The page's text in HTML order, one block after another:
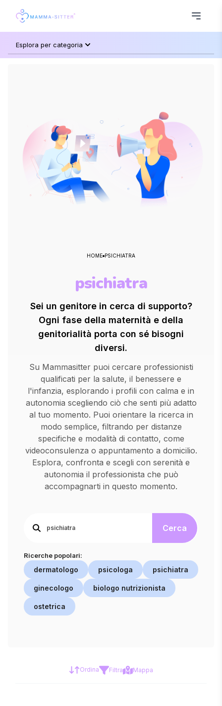
Esplora per categoria
HOME PSICHIATRA
psichiatra
Sei un genitore in cerca di supporto?
Ogni fase della maternità e della
genitorialità porta con sé bisogni
diversi.
Su Mammasitter puoi cercare professionisti
qualificati per la salute, il benessere e
l'infanzia, esplorando i profili con calma e in
autonomia scegliendo ciò che senti più adatto
al tuo momento. Puoi orientare la ricerca in
modo semplice, filtrando per distanze
specifiche e modalità di contatto, come
videoconsulenza o appuntamento a domicilio.
Esplora, confronta e scegli con serenità e
autonomia il professionista che può
accompagnarti in questo momento.
Cerca
Ricerche popolari:
dermatologo psicologa psichiatra
ginecologo biologo nutrizionista
ostetrica
Ordina Filtra Mappa